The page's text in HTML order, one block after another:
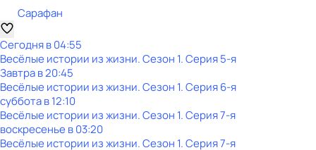
Сарафан
Сегодня в 04:55
Весёлые истории из жизни. Сезон 1. Серия 5-я
Завтра в 20:45
Весёлые истории из жизни. Сезон 1. Серия 6-я
субботав12:10
Весёлые истории из жизни. Сезон 1. Серия 7-я
воскресенье в03:20
Весёлые истории из жизни. Сезон 1. Серия 7-я